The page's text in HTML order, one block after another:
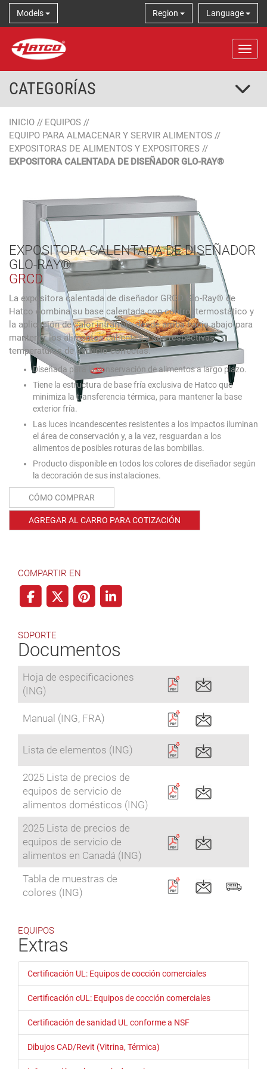
Models Language
Region
CATEGORÍAS
INICIO // EQUIPOS //
EQUIPO PARA ALMACENAR Y SERVIR ALIMENTOS //
EXPOSITORAS DE ALIMENTOS Y EXPOSITORES //
EXPOSITORA CALENTADA DE DISEÑADOR GLO-RAY®
EXPOSITORA CALENTADA DE DISEÑADOR
GLO-RAY®
GRCD
La expositora calentada de diseñador GRCD Glo-Ray® de
Hatco combina su base calentada con control termostático y
la aplicación de calor infrarrojo desde arriba hacia abajo para
mantener los alimentos calientes a sus respectivas
temperaturas de servicio correctas.
Diseñada para la conservación de alimentos a largo plazo.
Tiene la estructura de base fría exclusiva de Hatco que
minimiza la transferencia térmica, para mantener la base
exterior fría.
Las luces incandescentes resistentes a los impactos iluminan
el área de conservación y, a la vez, resguardan a los
alimentos de posibles roturas de las bombillas.
Producto disponible en todos los colores de diseñador según
la decoración de sus instalaciones.
CÓMO COMPRAR
AGREGAR AL CARRO PARA COTIZACIÓN
COMPARTIR EN
SOPORTE
Documentos
Hoja de especificaciones
(ING)
Manual (ING, FRA)
Lista de elementos (ING)
2025 Lista de precios de
equipos de servicio de
alimentos domésticos (ING)
2025 Lista de precios de
equipos de servicio de
alimentos en Canadá (ING)
Tabla de muestras de
colores (ING)
EQUIPOS
Extras
Certificación UL: Equipos de cocción comerciales
Certificación cUL: Equipos de cocción comerciales
Certificación de sanidad UL conforme a NSF
Dibujos CAD/Revit (Vitrina, Térmica)